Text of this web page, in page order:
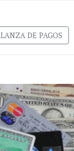
DE PAGOS